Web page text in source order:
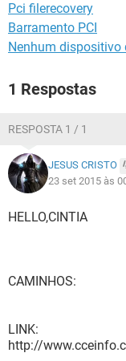
Pci filerecovery
Barramento PCI
Nenhum
1 Respostas
RESPOSTA 1 / 1
JESUS CRISTO
23 set 2015 às
HELLO,CINTIA
CAMINHOS:
LINK:
http://